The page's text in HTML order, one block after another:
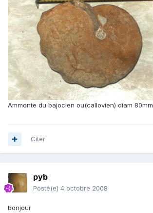
Ammonte du bajocien ou(callovien) diam 80mm
Citer
pyb
Posté(e) 4 octobre 2008
bonjour